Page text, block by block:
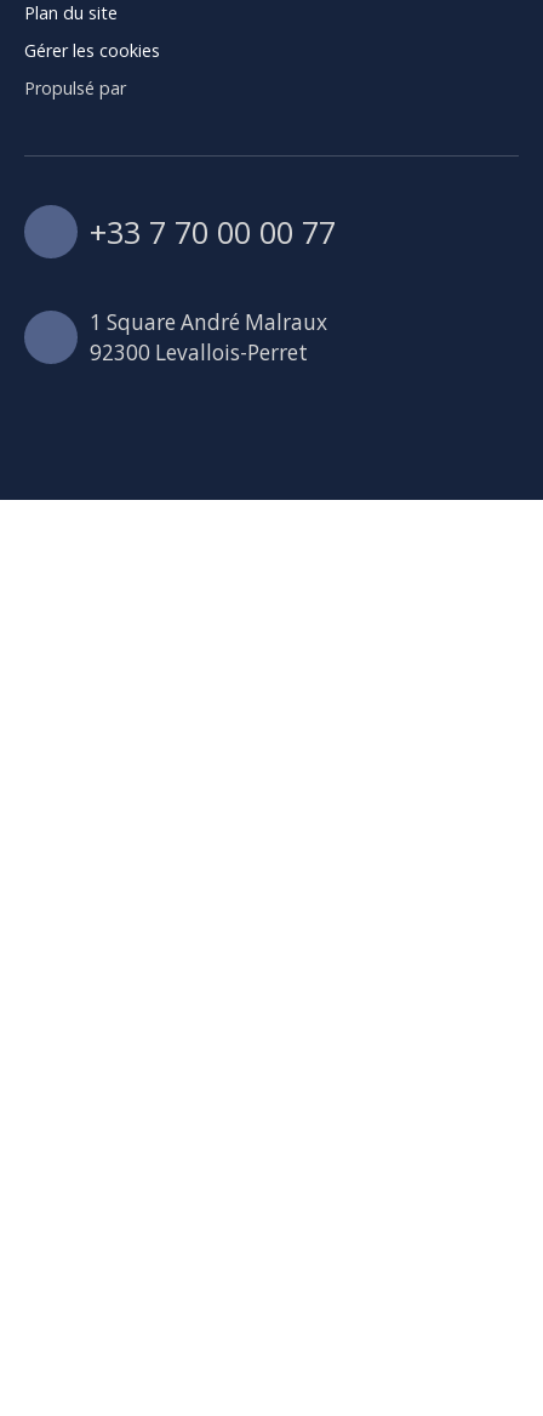
Plan du site
Gérer les cookies
Propulsé par
+33 7 70 00 00 77
1 Square André Malraux
92300 Levallois-Perret